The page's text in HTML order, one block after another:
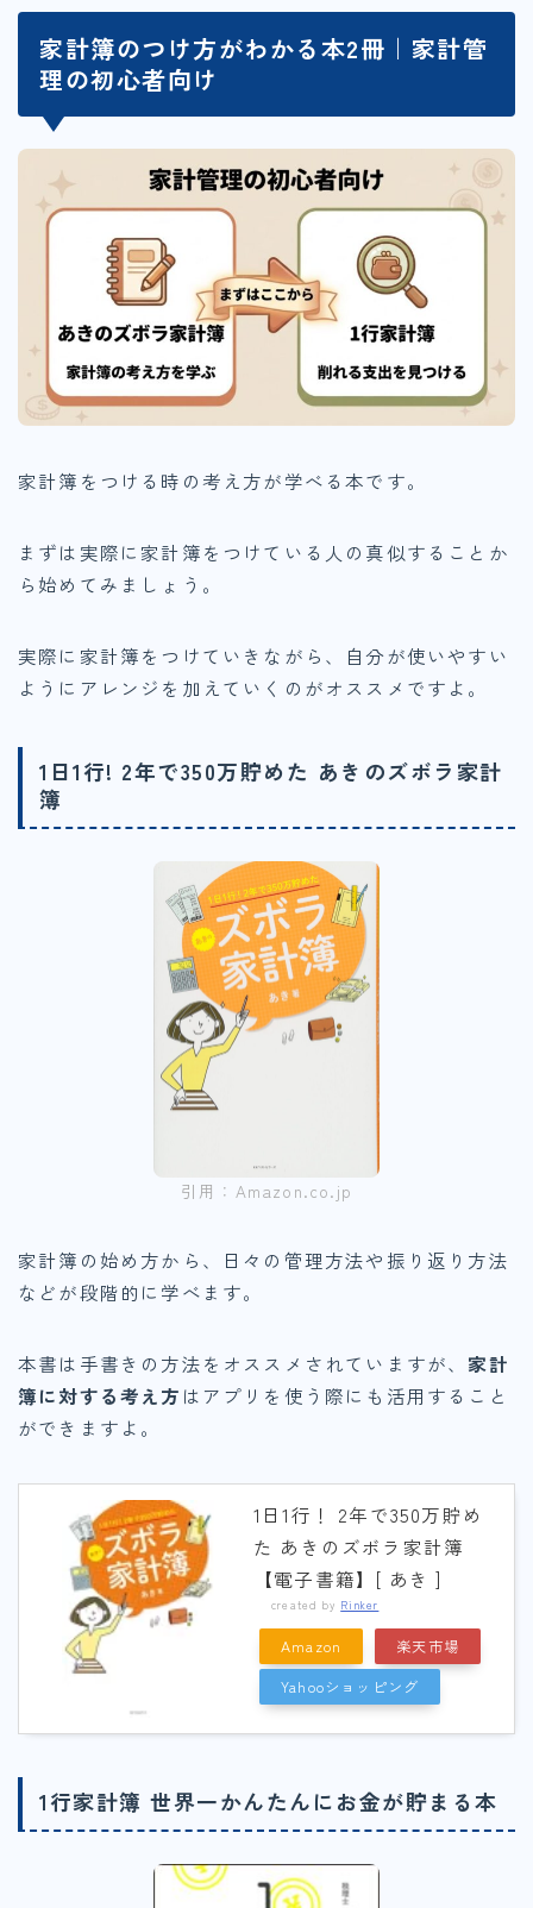
家計簿のつけ方がわかる本2冊｜家計管
理の初心者向け
家計簿をつける時の考え方が学べる本です。
まずは実際に家計簿をつけている人の真似することか
ら始めてみましょう。
実際に家計簿をつけていきながら、自分が使いやすい
ようにアレンジを加えていくのがオススメですよ。
1日1行! 2年で350万貯めた あきのズボラ家計
簿
引用：Amazon.co.jp
家計簿の始め方から、日々の管理方法や振り返り方法
などが段階的に学べます。
本書は手書きの方法をオススメされていますが、 家計
簿に対する考え方 はアプリを使う際にも活用すること
ができますよ。
1日1行！ 2年で350万貯め
た あきのズボラ家計簿
【電子書籍】[ あき ]
created by Rinker
Amazon
楽天市場
Yahooショッピング
1行家計簿 世界一かんたんにお金が貯まる本